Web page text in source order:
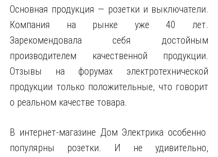
Основная продукция — розетки и выключатели.
Компания на рынке уже 40 лет.
Зарекомендовала себя достойным
производителем качественной продукции.
Отзывы на форумах электротехнической
продукции только положительные, что говорит
о реальном качестве товара.
В интернет-магазине Дом Электрика особенно
популярны розетки. И не удивительно,